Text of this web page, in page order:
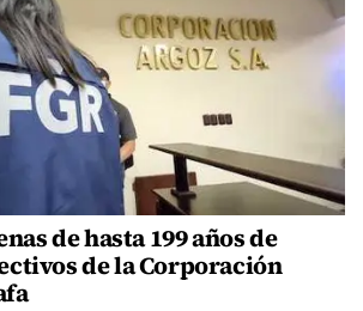
de hasta 199 años de
de la Corporación